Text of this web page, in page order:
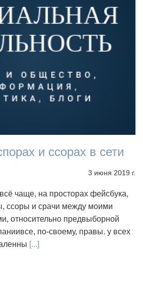
и ссорах в сети
3 июня 2019 г.
чаще, на просторах фейсбука,
ссоры и срачи между моими
относительно предвыборной
по-своему, правы. у всех
[...]